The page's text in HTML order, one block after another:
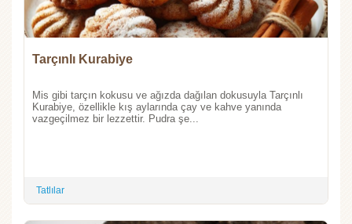
Tarçınlı Kurabiye
Mis gibi tarçın kokusu ve ağızda dağılan dokusuyla Tarçınlı
Kurabiye, özellikle kış aylarında çay ve kahve yanında
vazgeçilmez bir lezzettir. Pudra şe...
Tatlılar